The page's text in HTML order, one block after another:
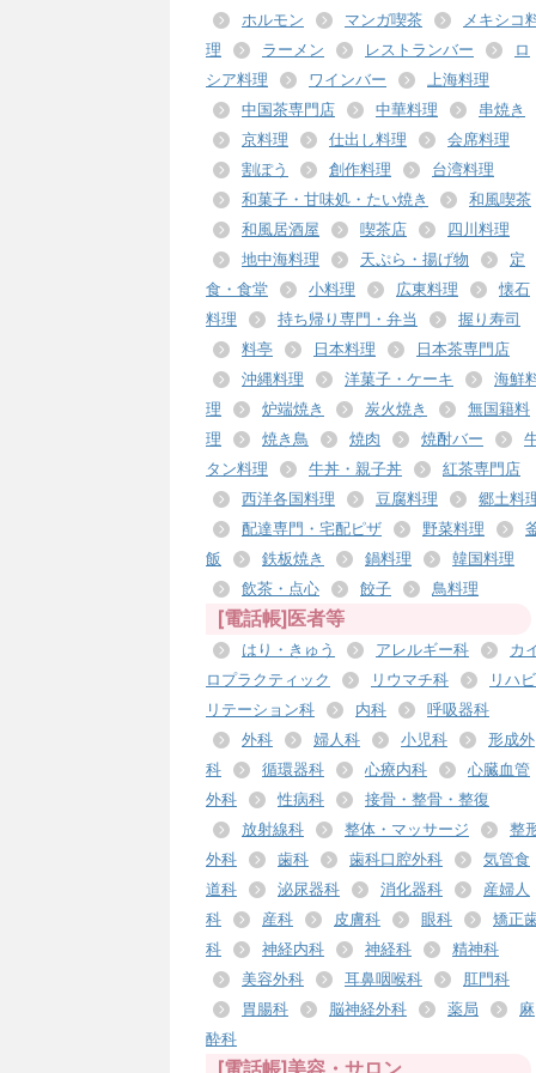
ホルモン
マンガ喫茶
メキシコ
理
ラーメン レストランバー
ロ
シア料理
ワインバー
上海料理
中国茶専門店
中華料理
串焼き
京料理
仕出し料理
会席料理
割ぽう
創作料理
台湾料理
和菓子・甘味処・たい焼き
和風喫茶
和風居酒屋
喫茶店
四川料理
地中海料理
天ぷら・揚げ物
定
食・食堂
小料理 広東料理
懐石
料理
持ち帰り専門・弁当
握り寿司
料亭
日本料理
日本茶専門店
沖縄料理
洋菓子・ケーキ
海鮮
理
炉端焼き 炭火焼き
無国籍料
理
焼き鳥 焼肉 焼酎バー
タン料理
牛丼・親子丼
紅茶専門店
西洋各国料理
豆腐料理
郷土料
配達専門・宅配ピザ
野菜料理
飯
鉄板焼き 鍋料理
韓国料理
飲茶・点心
餃子 鳥料理
[電話帳]医者等
はり・きゅう アレルギー科
カ
ロプラクティック
リウマチ科
リハビ
リテーション科
内科
呼吸器科
外科
婦人科 小児科
形成外
科
循環器科 心療内科
心臓血管
外科
性病科
接骨・整骨・整復
放射線科
整体・マッサージ
整
外科
歯科 歯科口腔外科
気管食
道科
泌尿器科 消化器科
産婦人
科
産科 皮膚科 眼科
矯正
科
神経内科 神経科
精神科
美容外科
耳鼻咽喉科
肛門科
胃腸科
脳神経外科 薬局
麻
酔科